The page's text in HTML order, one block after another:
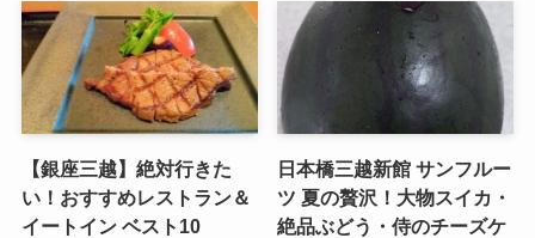
【銀座三越】絶対行きた
い！おすすめレストラン＆
イートイン ベスト10
日本橋三越新館 サンフルー
ツ 夏の贅沢！大物スイカ・
絶品ぶどう・侍のチーズケ